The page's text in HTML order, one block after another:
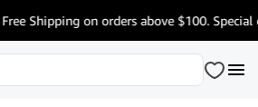
Free Shipping on orders above $100. Special